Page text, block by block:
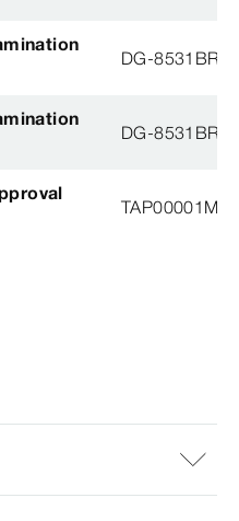
DG-
DG-
TAP00001M5,